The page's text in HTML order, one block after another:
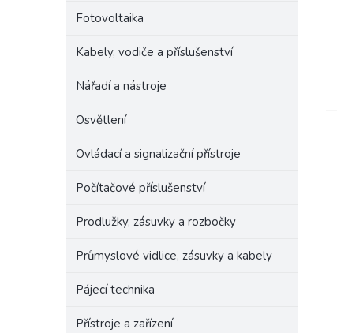
Fotovoltaika
Kabely, vodiče a příslušenství
Nářadí a nástroje
Osvětlení
Ovládací a signalizační přístroje
Počítačové příslušenství
Prodlužky, zásuvky a rozbočky
Průmyslové vidlice, zásuvky a kabely
Pájecí technika
Přístroje a zařízení